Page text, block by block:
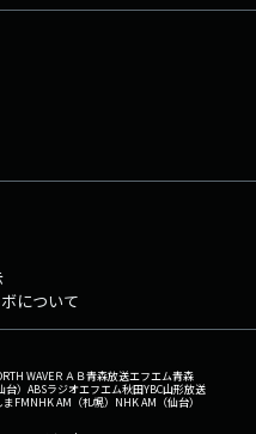
について
WAVEＲＡＢ青森放送エフエム青森
） ABSラジオエフエム秋田YBC山形放送
まFMNHK AM（札幌） NHK AM（仙台）